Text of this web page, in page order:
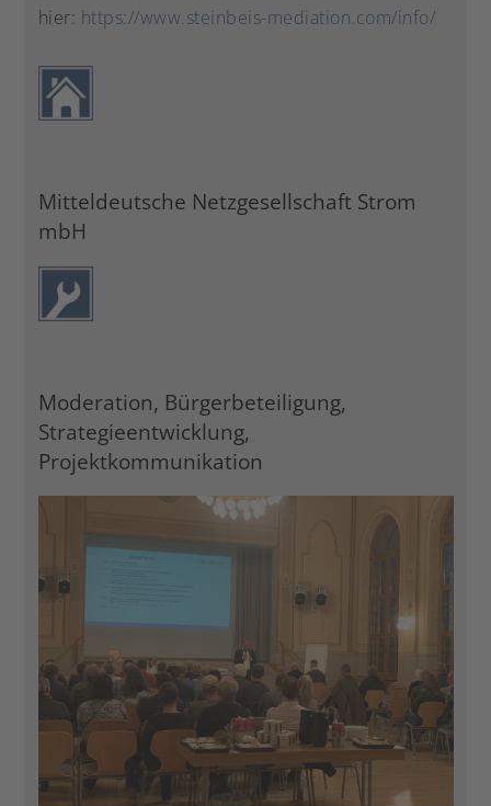
hier: https://www.steinbeis-mediation.com/info/
Mitteldeutsche Netzgesellschaft Strom
mbH
Moderation, Bürgerbeteiligung,
Strategieentwicklung,
Projektkommunikation